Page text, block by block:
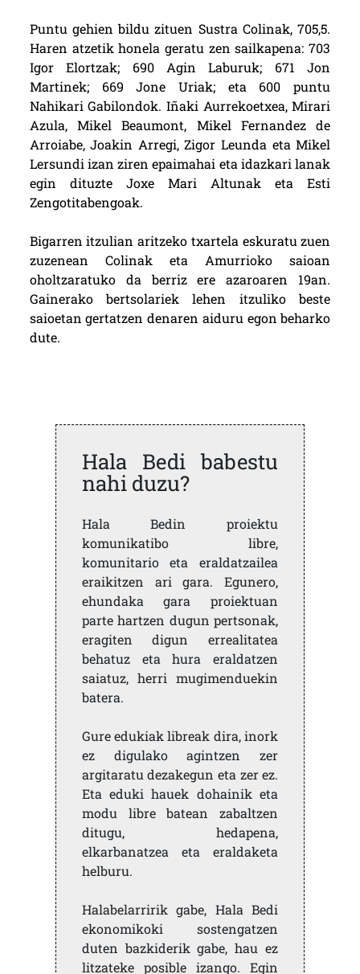
Puntu gehien bildu zituen Sustra Colinak, 705,5.
Haren atzetik honela geratu zen sailkapena: 703
Igor Elortzak; 690 Agin Laburuk; 671 Jon
Martinek; 669 Jone Uriak; eta 600 puntu
Nahikari Gabilondok. Iñaki Aurrekoetxea, Mirari
Azula, Mikel Beaumont, Mikel Fernandez de
Arroiabe, Joakin Arregi, Zigor Leunda eta Mikel
Lersundi izan ziren epaimahai eta idazkari lanak
egin dituzte Joxe Mari Altunak eta Esti
Zengotitabengoak.
Bigarren itzulian aritzeko txartela eskuratu zuen
zuzenean Colinak eta Amurrioko saioan
oholtzaratuko da berriz ere azaroaren 19an.
Gainerako bertsolariek lehen itzuliko beste
saioetan gertatzen denaren aiduru egon beharko
dute.
Hala Bedi babestu
nahi duzu?
Hala Bedin proiektu
komunikatibo libre,
komunitario eta eraldatzailea
eraikitzen ari gara. Egunero,
ehundaka gara proiektuan
parte hartzen dugun pertsonak,
eragiten digun errealitatea
behatuz eta hura eraldatzen
saiatuz, herri mugimenduekin
batera.
Gure edukiak libreak dira, inork
ez digulako agintzen zer
argitaratu dezakegun eta zer ez.
Eta eduki hauek dohainik eta
modu libre batean zabaltzen
ditugu, hedapena,
elkarbanatzea eta eraldaketa
helburu.
Halabelarririk gabe, Hala Bedi
ekonomikoki sostengatzen
duten bazkiderik gabe, hau ez
litzateke posible izango. Egin